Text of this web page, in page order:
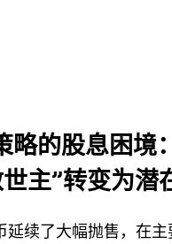
的股息困境
主”转变为潜
延续了大幅抛售，在